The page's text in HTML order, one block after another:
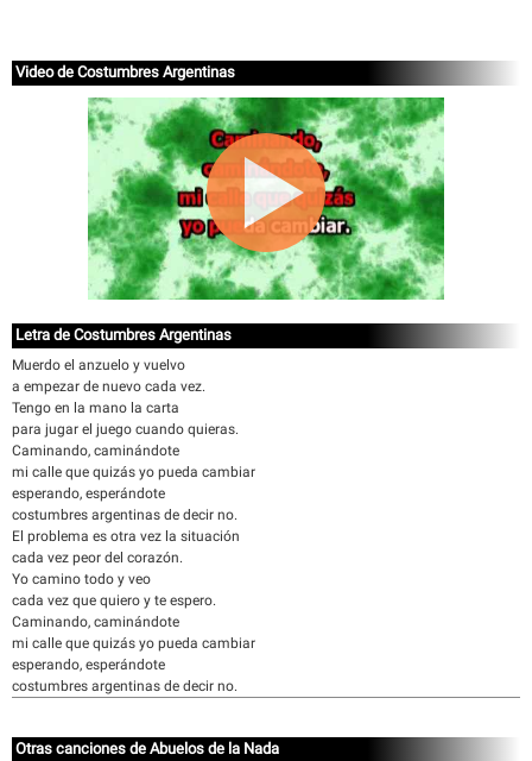
Video de Costumbres Argentinas
Letra de Costumbres Argentinas
Muerdo el anzuelo y vuelvo
a empezar de nuevo cada vez.
Tengo en la mano la carta
para jugar el juego cuando quieras.
Caminando, caminándote
mi calle que quizás yo pueda cambiar
esperando, esperándote
costumbres argentinas de decir no.
El problema es otra vez la situación
cada vez peor del corazón.
Yo camino todo y veo
cada vez que quiero y te espero.
Caminando, caminándote
mi calle que quizás yo pueda cambiar
esperando, esperándote
costumbres argentinas de decir no.
Otras canciones de Abuelos de la Nada